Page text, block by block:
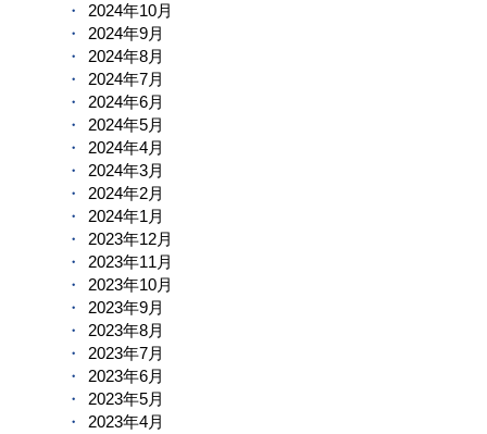
2024年10月
2024年9月
2024年8月
2024年7月
2024年6月
2024年5月
2024年4月
2024年3月
2024年2月
2024年1月
2023年12月
2023年11月
2023年10月
2023年9月
2023年8月
2023年7月
2023年6月
2023年5月
2023年4月